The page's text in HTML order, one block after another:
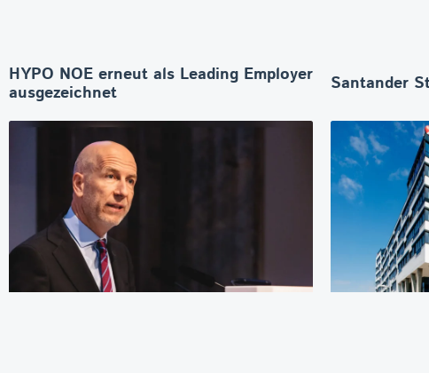
HYPO NOE erneut als Leading Employer
ausgezeichnet
Santander